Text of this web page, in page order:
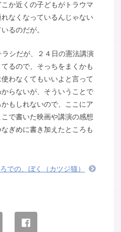
か近くの子どもがトラウマ
なくなっているんじゃない
るのだが。
シだが、２４日の憲法講演
るので、そっちをまくかも
わなくてもいいよと言って
らないが、そういうことで
もしれないので、ここにア
で書いた映画や講演の感想
ぎめに書き加えたところも
での、ぼく（カツジ猫）